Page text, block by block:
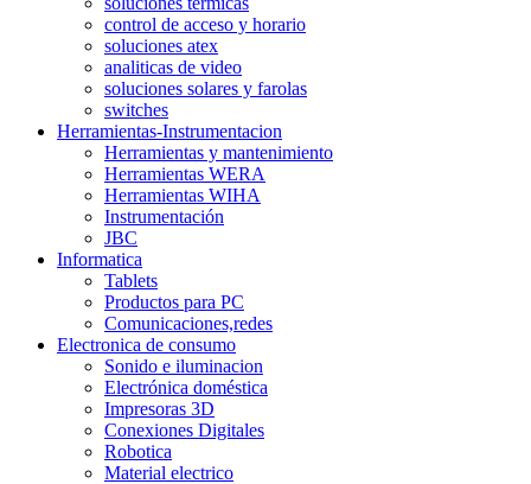
control de acceso y horario
soluciones atex
analiticas de video
soluciones solares y farolas
switches
Herramientas-Instrumentacion
Herramientas y mantenimiento
Herramientas WERA
Herramientas WIHA
Instrumentación
JBC
Informatica
Tablets
Productos para PC
Comunicaciones,redes
Electronica de consumo
Sonido e iluminacion
Electrónica doméstica
Impresoras 3D
Conexiones Digitales
Robotica
Material electrico